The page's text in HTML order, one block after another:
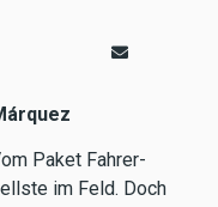
Paket Fahrer-
im Feld. Doch